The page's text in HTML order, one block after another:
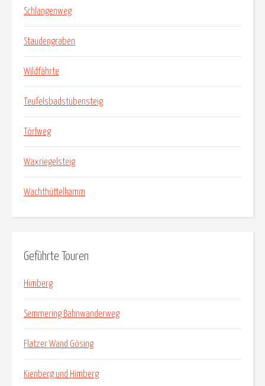
Schlangenweg
Staudengraben
Wildfährte
Teufelsbadstubensteig
Törlweg
Waxriegelsteig
Wachthüttelkamm
Geführte Touren
Himberg
Semmering Bahnwanderweg
Flatzer Wand Gösing
Kienberg und Himberg